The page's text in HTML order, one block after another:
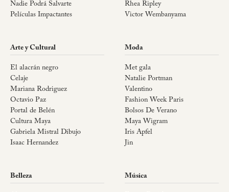
Nadie Podrá Salvarte
Películas Impactantes
Rhea Ripley
Victor Wembanyama
Arte y Cultural
El alacrán negro
Celaje
Mariana Rodriguez
Octavio Paz
Portal de Belén
Cultura Maya
Gabriela Mistral Dibujo
Isaac Hernandez
Moda
Met gala
Natalie Portman
Valentino
Fashion Week Paris
Bolsos De Verano
Maya Wigram
Iris Apfel
Jin
Belleza Música